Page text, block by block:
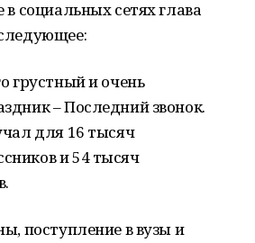
в социальных сетях глава
грустный и очень
– Последний звонок.
для 16 тысяч
и 54 тысяч
поступление в вузы и